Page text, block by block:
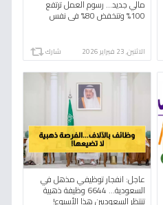
مالي جديد… رسوم العمل ترتفع
100% وتنخفض 80% في نفس
الاثنين, 23 فبراير 2026 شارك
عاجل: انفجار توظيفي مذهل في
السعودية... 6644 وظيفة ذهبية
تنتظر السعوديين هذا الأسبوع!